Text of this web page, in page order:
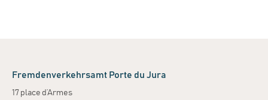
Fremdenverkehrsamt Porte du Jura
17 place d’Armes